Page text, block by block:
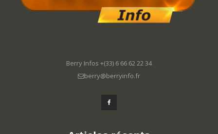
Berry Infos +(33) 6 66 62 22 34
berry@berryinfo.fr